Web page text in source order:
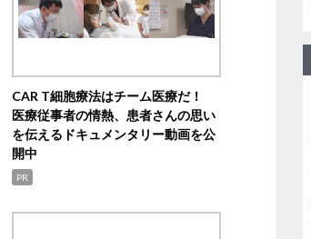
CAR T細胞療法はチーム医療だ！
医療従事者の情熱、患者さんの思い
を伝えるドキュメンタリー動画を公
開中
PR